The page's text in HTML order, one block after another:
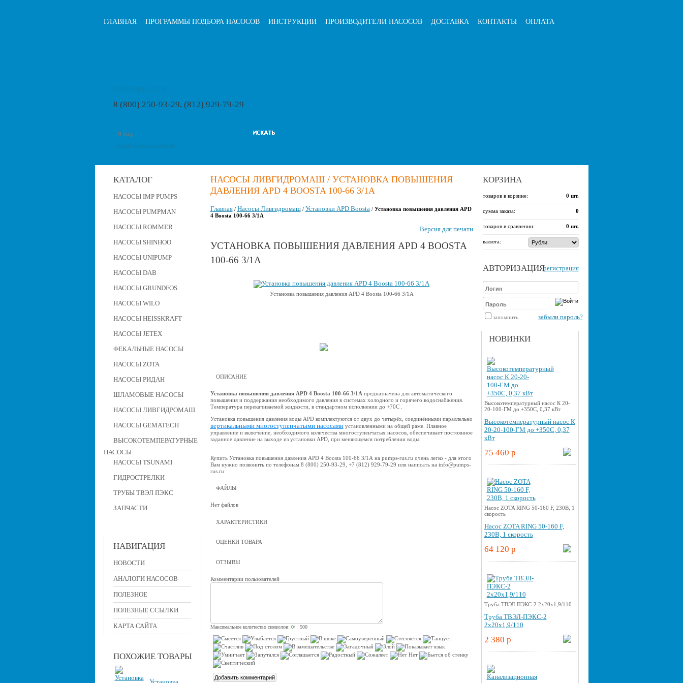
ГЛАВНАЯ ПРОГРАММЫ ПОДБОРА НАСОСОВ ИНСТРУКЦИИ ПРОИЗВОДИТЕЛИ НАСОСОВ ДОСТАВКА КОНТАКТЫ ОПЛАТА
8 (800) 250-93-29, (812) 929-79-29
КАТАЛОГ
НАСОСЫ IMP PUMPS
НАСОСЫ PUMPMAN
НАСОСЫ ROMMER
НАСОСЫ SHINHOO
НАСОСЫ UNIPUMP
НАСОСЫ DAB
НАСОСЫ GRUNDFOS
НАСОСЫ WILO
НАСОСЫ HEISSKRAFT
НАСОСЫ JETEX
ФЕКАЛЬНЫЕ НАСОСЫ
НАСОСЫ ZOTA
НАСОСЫ РИДАН
ШЛАМОВЫЕ НАСОСЫ
НАСОСЫ ЛИВГИДРОМАШ
НАСОСЫ GEMATECH
ВЫСОКОТЕМПЕРАТУРНЫЕ
НАСОСЫ
НАСОСЫ TSUNAMI
ГИДРОСТРЕЛКИ
ТРУБЫ ТВЭЛ ПЭКС
ЗАПЧАСТИ
НАВИГАЦИЯ
НОВОСТИ
АНАЛОГИ НАСОСОВ
ПОЛЕЗНОЕ
ПОЛЕЗНЫЕ ССЫЛКИ
КАРТА САЙТА
ПОХОЖИЕ ТОВАРЫ
КОРЗИНА
товаров в корзине: 0 шт.
сумма заказа: 0
товаров в сравнении: 0 шт.
валюта:
АВТОРИЗАЦИЯрегистрация
запомнить забыли пароль?
НОВИНКИ
Высокотемпературный насос К 20-
20-100-ГМ до +350С, 0,37 кВт
Высокотемпературный насос К
20-20-100-ГМ до +350С, 0,37
кВт
75 460 p
Насос ZOTA RING 50-160 F, 230В, 1
скорость
Насос ZOTA RING 50-160 F,
230В, 1 скорость
64 120 p
Труба ТВЭЛ-ПЭКС-2 2x20x1,9/110
Труба ТВЭЛ-ПЭКС-2
2x20x1,9/110
2 380 p
НАСОСЫ ЛИВГИДРОМАШ / УСТАНОВКА ПОВЫШЕНИЯ
ДАВЛЕНИЯ APD 4 BOOSTA 100-66 3/1А
Главная/ Насосы Ливгидромаш/ Установки APD Boosta / Установка повышения давления APD
4 Boosta 100-66 3/1А
Версия для печати
УСТАНОВКА ПОВЫШЕНИЯ ДАВЛЕНИЯ APD 4 BOOSTA
100-66 3/1А
Установка повышения давления APD 4 Boosta 100-66 3/1А
ОПИСАНИЕ
Установка повышения давления APD 4 Boosta 100-66 3/1А предназначена для автоматического
повышения и поддержания необходимого давления в системах холодного и горячего водоснабжения.
Температура перекачиваемой жидкости, в стандартном исполнении до +70С .
Установка повышения давления воды APD комплектуются от двух до четырёх, соединёнными параллельно
вертикальными многоступенчатыми насосамиустановленными на общей раме. Плавное
управление и включение, необходимого количества многоступенчатых насосов, обеспечивает постоянное
заданное давление на выходе из установки APD, при меняющемся потреблении воды.
Купить Установка повышения давления APD 4 Boosta 100-66 3/1А на pumps-rus.ru очень легко - для этого
Вам нужно позвонить по телефонам 8 (800) 250-93-29, +7 (812) 929-79-29 или написать на info@pumps-
rus.ru
ФАЙЛЫ
Нет файлов
ХАРАКТЕРИСТИКИ
ОЦЕНКИ ТОВАРА
ОТЗЫВЫ
Комментарии пользователей
Максимальное количество символов: 0/ 500